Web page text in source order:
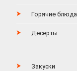
Горячие блюда
Десерты
Закуски